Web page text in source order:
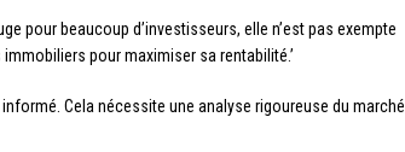
pour beaucoup d’investisseurs, elle n’est pas exempte
pour maximiser sa rentabilité.’
Cela nécessite une analyse rigoureuse du marché